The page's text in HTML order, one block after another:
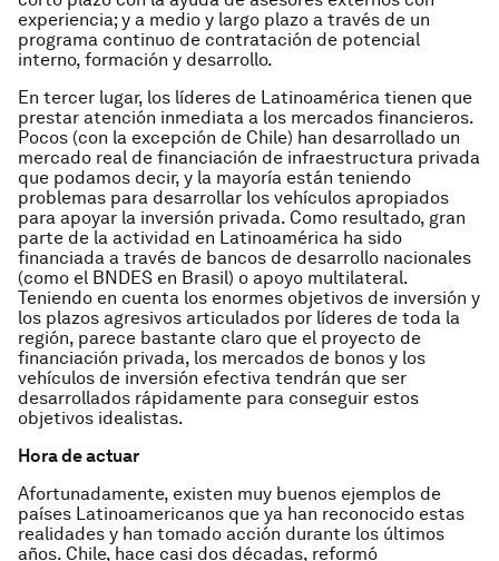
experiencia; y a medio y largo plazo a través de un
programa continuo de contratación de potencial
interno, formación y desarrollo.
En tercer lugar, los líderes de Latinoamérica tienen que
prestar atención inmediata a los mercados financieros.
Pocos (con la excepción de Chile) han desarrollado un
mercado real de financiación de infraestructura privada
que podamos decir, y la mayoría están teniendo
problemas para desarrollar los vehículos apropiados
para apoyar la inversión privada. Como resultado, gran
parte de la actividad en Latinoamérica ha sido
financiada a través de bancos de desarrollo nacionales
(como el BNDES en Brasil) o apoyo multilateral.
Teniendo en cuenta los enormes objetivos de inversión y
los plazos agresivos articulados por líderes de toda la
región, parece bastante claro que el proyecto de
financiación privada, los mercados de bonos y los
vehículos de inversión efectiva tendrán que ser
desarrollados rápidamente para conseguir estos
objetivos idealistas.
Hora de actuar
Afortunadamente, existen muy buenos ejemplos de
países Latinoamericanos que ya han reconocido estas
realidades y han tomado acción durante los últimos
años. Chile, hace casi dos décadas, reformó